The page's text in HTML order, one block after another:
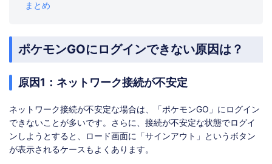
まとめ
ポケモンGOにログインできない原因は？
原因1：ネットワーク接続が不安定
ネットワーク接続が不安定な場合は、「ポケモンGO」にログイン
できないことが多いです。さらに、接続が不安定な状態でログイ
ンしようとすると、ロード画面に「サインアウト」というボタン
が表示されるケースもよくあります。